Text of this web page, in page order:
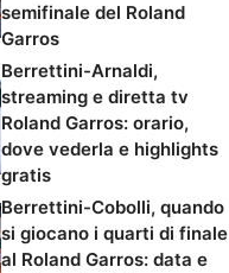
semifinale del Roland
Garros
Berrettini-Arnaldi,
streaming e diretta tv
Roland Garros: orario,
dove vederla e highlights
gratis
Berrettini-Cobolli, quando
si giocano i quarti di finale
al Roland Garros: data e